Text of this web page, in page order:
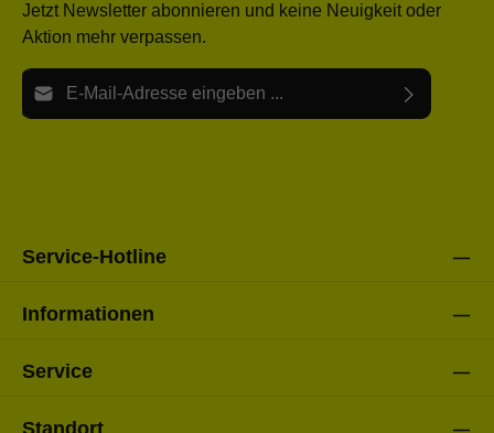
Jetzt Newsletter abonnieren und keine Neuigkeit oder
Aktion mehr verpassen.
E-Mail-Adresse*
Service-Hotline
Informationen
Service
Standort